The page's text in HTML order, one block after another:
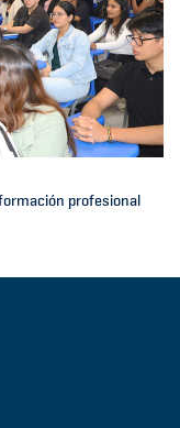
profesional